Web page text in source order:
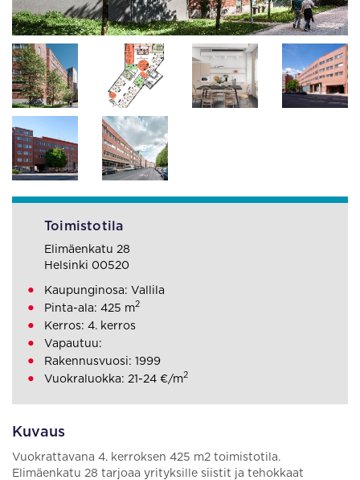
Kuvaus
Vuokrattavana 4. kerroksen 425 m2 toimistotila.
Elimäenkatu 28 tarjoaa yrityksille siistit ja tehokkaat
Toimistotila
Elimäenkatu 28
Helsinki 00520
Kaupunginosa: Vallila
Pinta-ala: 425 m2
Kerros: 4. kerros
Vapautuu:
Rakennusvuosi: 1999
Vuokraluokka: 21-24 €/m2